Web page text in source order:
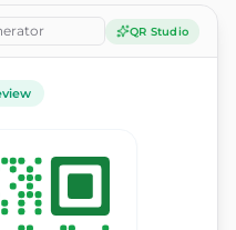
QR Studio